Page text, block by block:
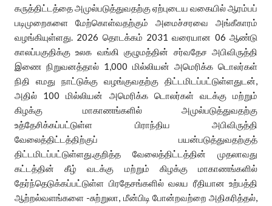
கருத்திட்டத்தை அமுல்படுத்துவதற்கு ஏற்புடைய வகையில் ஆரம்பப்
படிமுறைகளை மேற்கொள்வதற்கும் அமைச்சரவை அங்கீகாரம்
வழங்கியுள்ளது. 2026 தொடக்கம் 2031 வரையான 06 ஆண்டு
காலப்பகுதிக்கு உலக வங்கி குழுமத்தின் சர்வதேச அபிவிருத்தி
இணை நிறுவனத்தால் 1,000 மில்லியன் அமெரிக்க டொலர்கள்
நிதி எமது நாட்டுக்கு வழங்குவதற்கு திட்டமிடப்பட்டுள்ளதுடன்,
அதில் 100 மில்லியன் அமெரிக்க டொலர்கள் வடக்கு மற்றும்
கிழக்கு மாகாணங்களில் அமுல்படுத்துவதற்கு
உத்தேசிக்கப்பட்டுள்ள பிராந்திய அபிவிருத்தி
வேலைத்திட்டத்திற்குப் பயன்படுத்துவதற்குத்
திட்டமிடப்பட்டுள்ளது.குறித்த வேலைத்திட்டத்தின் முதலாவது
கட்டத்தின் கீழ் வடக்கு மற்றும் கிழக்கு மாகாணங்களில்
தேர்ந்தெடுக்கப்பட்டுள்ள பிரதேசங்களில் வலய ரீதியான உற்பத்தி
ஆற்றல்வளங்களை -சுற்றுலா, மீன்பிடி போன்றவற்றை அதிகரித்தல்,